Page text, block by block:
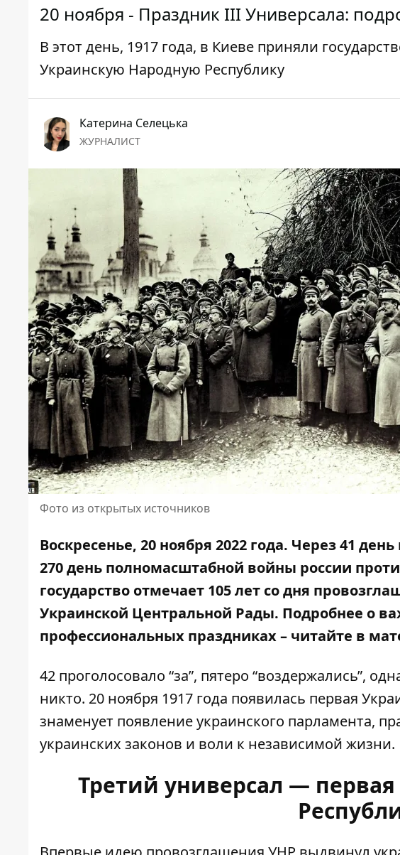
20 ноября - Праздник III Универсала:
В этот день, 1917 года, в Киеве приняли
Украинскую Народную Республику
Катерина Селецька
ЖУРНАЛИСТ
Фото из открытых источников
Воскресенье, 20 ноября 2022 года. Через 41
270 день полномасштабной войны россии
государство отмечает 105 лет со дня
Украинской Центральной Рады. Подробнее о
профессиональных праздниках – читайте в
42 проголосовало “за”, пятеро “воздержались”,
никто. 20 ноября 1917 года появилась первая
знаменует появление украинского парламента,
украинских законов и воли к независимой жизни.
Третий универсал —